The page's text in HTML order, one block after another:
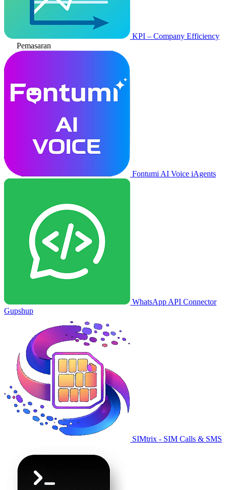
KPI – Company Efficiency
Pemasaran
Fontumi AI Voice iAgents
WhatsApp API Connector
Gupshup
SIMtrix - SIM Calls & SMS